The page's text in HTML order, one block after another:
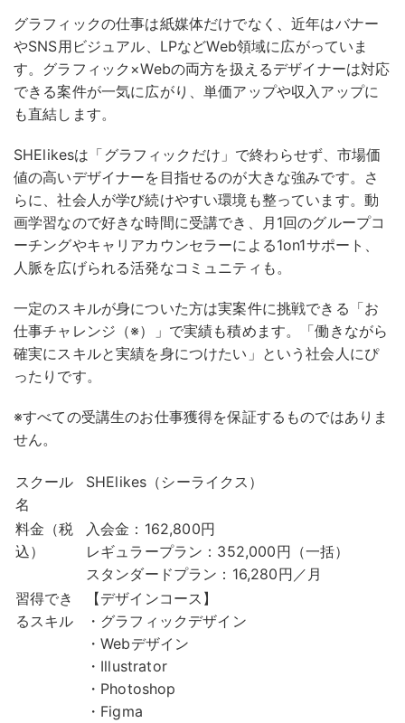
グラフィックの仕事は紙媒体だけでなく、近年はバナー
やSNS用ビジュアル、LPなどWeb領域に広がっていま
す。グラフィック×Webの両方を扱えるデザイナーは対応
できる案件が一気に広がり、単価アップや収入アップに
も直結します。
SHElikesは「グラフィックだけ」で終わらせず、市場価
値の高いデザイナーを目指せるのが大きな強みです。さ
らに、社会人が学び続けやすい環境も整っています。動
画学習なので好きな時間に受講でき、月1回のグループコ
ーチングやキャリアカウンセラーによる1on1サポート、
人脈を広げられる活発なコミュニティも。
一定のスキルが身についた方は実案件に挑戦できる「お
仕事チャレンジ（※）」で実績も積めます。「働きながら
確実にスキルと実績を身につけたい」という社会人にぴ
ったりです。
※すべての受講生のお仕事獲得を保証するものではありま
せん。
スクール
名
SHElikes（シーライクス）
料金（税
込）
入会金：162,800円
レギュラープラン：352,000円（一括）
スタンダードプラン：16,280円／月
習得でき
るスキル
【デザインコース】
・グラフィックデザイン
・Webデザイン
・Illustrator
・Photoshop
・Figma